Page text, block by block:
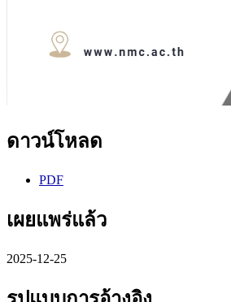
ดาวน์โหลด
PDF
เผยแพร่แล้ว
2025-12-25